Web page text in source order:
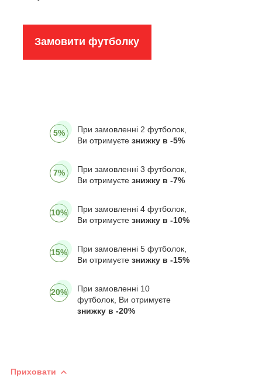
Замовити футболку
5%
При замовленні 2 футболок,
Ви отримуєте знижку в -5%
7%
При замовленні 3 футболок,
Ви отримуєте знижку в -7%
10%
При замовленні 4 футболок,
Ви отримуєте знижку в -10%
15%
При замовленні 5 футболок,
Ви отримуєте знижку в -15%
20%
При замовленні 10
футболок, Ви отримуєте
знижку в -20%
Приховати